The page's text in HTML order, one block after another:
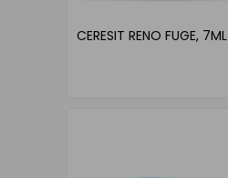
CERESIT RENO FUGE, 7ML